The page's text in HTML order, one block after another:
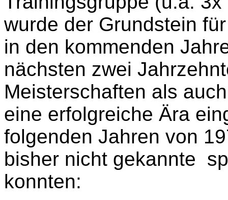
wurde der Grundstein
in den kommenden
nächsten zwei
Meisterschaften als
eine erfolgreiche Ära
folgenden Jahren von
bisher nicht gekannte
konnten: